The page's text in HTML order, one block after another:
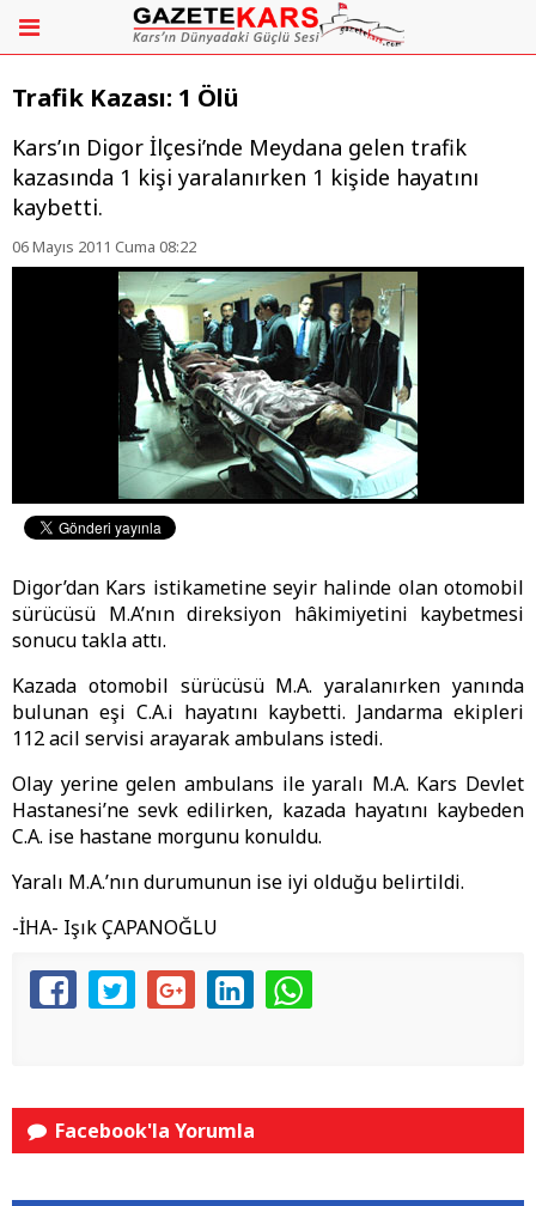
Trafik Kazası: 1 Ölü
Kars’ın Digor İlçesi’nde Meydana gelen trafik
kazasında 1 kişi yaralanırken 1 kişide hayatını
kaybetti.
06 Mayıs 2011 Cuma 08:22
Digor’dan Kars istikametine seyir halinde olan otomobil
sürücüsü M.A’nın direksiyon hâkimiyetini kaybetmesi
sonucu takla attı.
Kazada otomobil sürücüsü M.A. yaralanırken yanında
bulunan eşi C.A.i hayatını kaybetti. Jandarma ekipleri
112 acil servisi arayarak ambulans istedi.
Olay yerine gelen ambulans ile yaralı M.A. Kars Devlet
Hastanesi’ne sevk edilirken, kazada hayatını kaybeden
C.A. ise hastane morgunu konuldu.
Yaralı M.A.’nın durumunun ise iyi olduğu belirtildi.
-İHA- Işık ÇAPANOĞLU
Facebook'la Yorumla